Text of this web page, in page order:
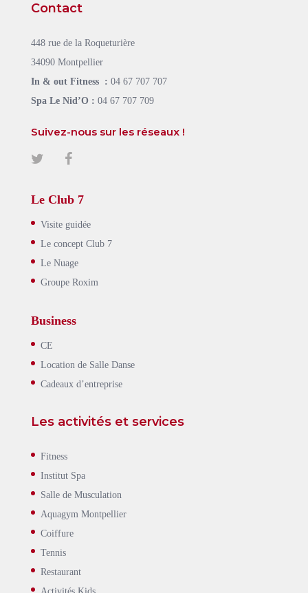
Contact
448 rue de la Roqueturière
34090 Montpellier
In & out Fitness : 04 67 707 707
Spa Le Nid’O : 04 67 707 709
Suivez-nous sur les réseaux !
Le Club 7
Visite guidée
Le concept Club 7
Le Nuage
Groupe Roxim
Business
CE
Location de Salle Danse
Cadeaux d’entreprise
Les activités et services
Fitness
Institut Spa
Salle de Musculation
Aquagym Montpellier
Coiffure
Tennis
Restaurant
Activités Kids